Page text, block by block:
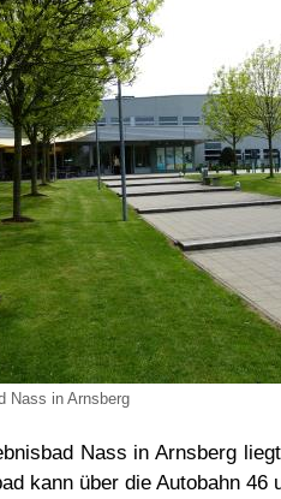
Nass in Arnsberg
Nass in Arnsberg
kann über die Autobahn